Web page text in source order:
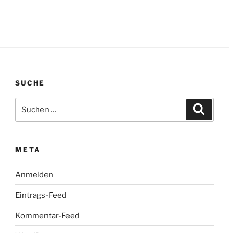
SUCHE
nach:
META
Anmelden
Eintrags-Feed
Kommentar-Feed